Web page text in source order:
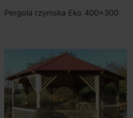
Pergola rzymska Eko 400×300
4470,00zł
WYBIERZ OPCJE